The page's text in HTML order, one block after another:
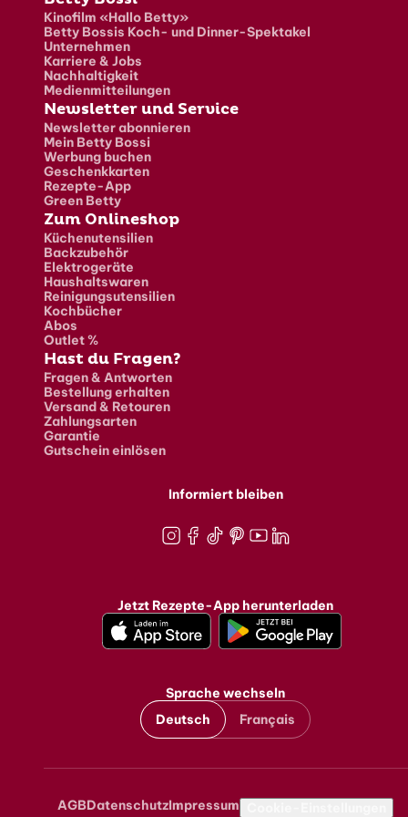
Kinofilm «Hallo Betty»
Betty Bossis Koch- und Dinner-Spektakel
Unternehmen
Karriere & Jobs
Nachhaltigkeit
Medienmitteilungen
Newsletter und Service
Newsletter abonnieren
Mein Betty Bossi
Werbung buchen
Geschenkkarten
Rezepte-App
Green Betty
Zum Onlineshop
Küchenutensilien
Backzubehör
Elektrogeräte
Haushaltswaren
Reinigungsutensilien
Kochbücher
Abos
Outlet %
Hast du Fragen?
Fragen & Antworten
Bestellung erhalten
Versand & Retouren
Zahlungsarten
Garantie
Gutschein einlösen
Informiert bleiben
Jetzt Rezepte-App herunterladen
Sprache wechseln
Deutsch
Français
Metanavigation
AGBDatenschutzImpressum